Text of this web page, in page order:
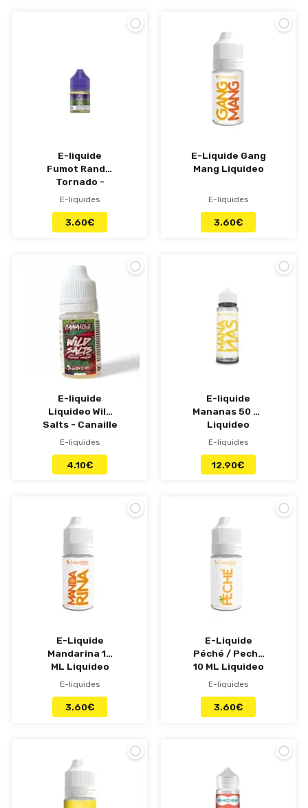
E-liquide
Fumot RandM
Tornado -
Pêche Mangue
E-liquides
3.60€
E-Liquide Gang
Mang Liquideo
E-liquides
3.60€
E-liquide
Liquideo Wild
Salts - Canaille
(10ml)
E-liquides
4.10€
E-liquide
Mananas 50 ml
Liquideo
E-liquides
12.90€
E-Liquide
Mandarina 10
ML Liquideo
E-liquides
3.60€
E-Liquide
Péché / Peche
10 ML Liquideo
E-liquides
3.60€